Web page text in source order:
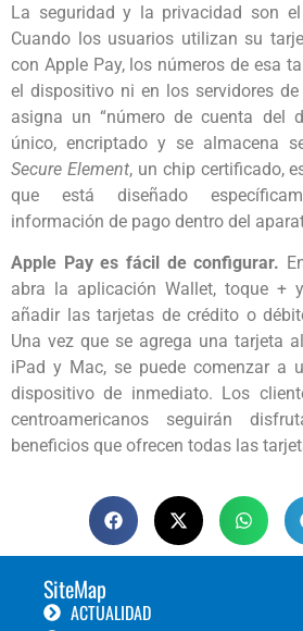
La seguridad y la privacidad son
Cuando los usuarios utilizan su
con Apple Pay, los números de esa
el dispositivo ni en los servidores
asigna un “número de cuenta del
único, encriptado y se almacena
Secure Element, un chip certificado,
que está diseñado
información de pago dentro del
Apple Pay es fácil de configurar.
abra la aplicación Wallet, toque +
añadir las tarjetas de crédito o
Una vez que se agrega una tarjeta
iPad y Mac, se puede comenzar a
dispositivo de inmediato. Los
centroamericanos seguirán
beneficios que ofrecen todas las
SiteMap
ACTUALIDAD